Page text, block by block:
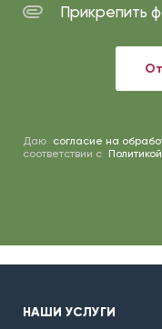
Прикрепить
Даю согласие на
соответствии с
НАШИ УСЛУГИ